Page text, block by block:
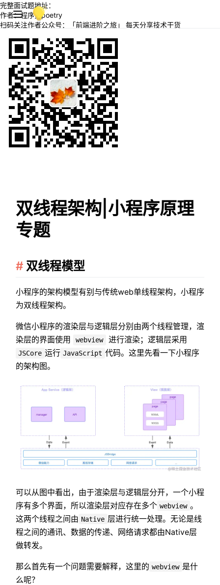
完整面试题地址：
作者：程序员poetry
扫码关注作者公众号：「前端进阶之旅」 每天分享技术干货
双线程架构|小程序原理
专题
双线程模型
小程序的架构模型有别与传统web单线程架构，小程序
为双线程架构。
微信小程序的渲染层与逻辑层分别由两个线程管理，渲
染层的界面使用
webview 进行渲染；逻辑层采用
JSCore 运行 JavaScript 代码。这里先看一下小程序
的架构图。
可以从图中看出，由于渲染层与逻辑层分开，一个小程
序有多个界面，所以渲染层对应存在多个 webview 。
这两个线程之间由 Native 层进行统一处理。无论是线
程之间的通讯、数据的传递、网络请求都由Native层
做转发。
那么首先有一个问题需要解释，这里的 webview 是什
么呢？